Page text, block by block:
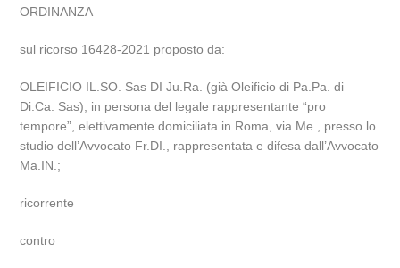
ORDINANZA
sul ricorso 16428-2021 proposto da:
OLEIFICIO IL.SO. Sas DI Ju.Ra. (già Oleificio di Pa.Pa. di
Di.Ca. Sas), in persona del legale rappresentante “pro
tempore”, elettivamente domiciliata in Roma, via Me., presso lo
studio dell’Avvocato Fr.DI., rappresentata e difesa dall’Avvocato
Ma.IN.;
ricorrente
contro